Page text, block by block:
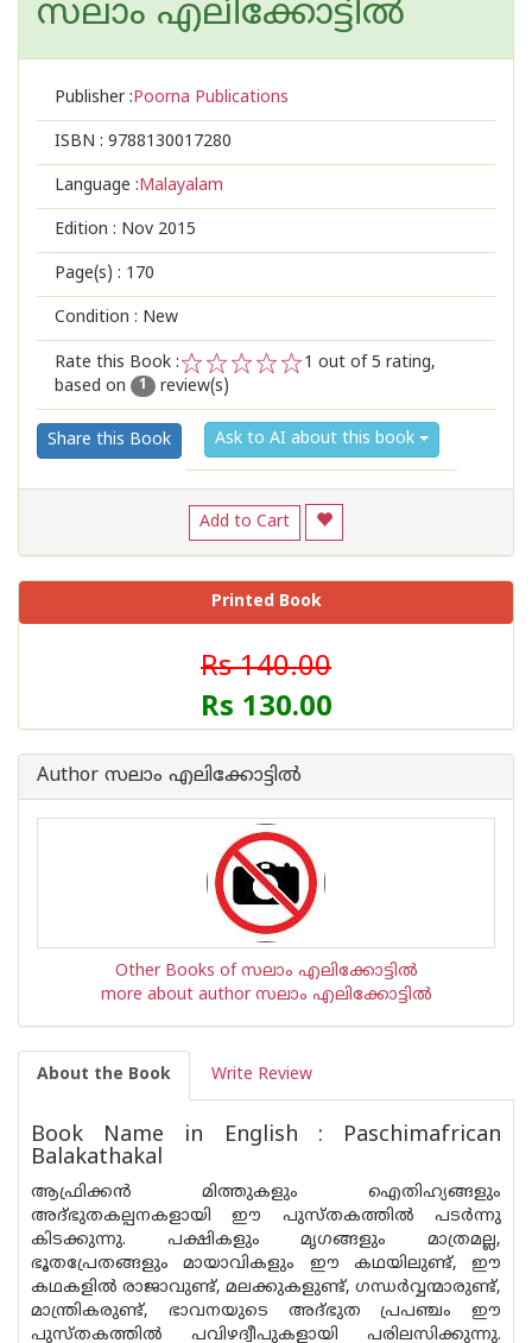
സലാം എലിക്കോട്ടില്‍
Publisher :Poorna Publications
ISBN : 9788130017280
Language :Malayalam
Edition : Nov 2015
Page(s) : 170
Condition : New
Rate this Book :
2
1
1 out of 5 rating,
based on
1 review(s)
Share this Book Ask to AI about this book
Add to Cart
Printed Book
Rs 140.00
Rs 130.00
Author സലാം എലിക്കോട്ടില്‍
Other Books of സലാം എലിക്കോട്ടില്‍
more about author സലാം എലിക്കോട്ടില്‍
About the Book Write Review
Book Name in English : Paschimafrican
Balakathakal
ആഫ്രിക്കന്‍ മിത്തുകളും ഐതിഹ്യങ്ങളും
അദ്ഭുതകല്പനകളായി ഈ പുസ്തകത്തില്‍ പടര്‍ന്നു
കിടക്കുന്നു. പക്ഷികളും മൃഗങ്ങളും മാത്രമല്ല,
ഭൂതപ്രേതങ്ങളും മായാവികളും ഈ കഥയിലുണ്ട്, ഈ
കഥകളില്‍ രാജാവുണ്ട്, മലക്കുകളുണ്ട്, ഗന്ധര്‍വ്വന്മാരുണ്ട്,
മാന്ത്രികരുണ്ട്, ഭാവനയുടെ അദ്ഭുത പ്രപഞ്ചം ഈ
പുസ്തകത്തില്‍ പവിഴദ്വീപുകളായി പരിലസിക്കുന്നു.